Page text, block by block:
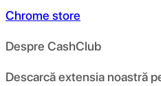
Chrome store
Despre CashClub
Descarcă extensia noastră